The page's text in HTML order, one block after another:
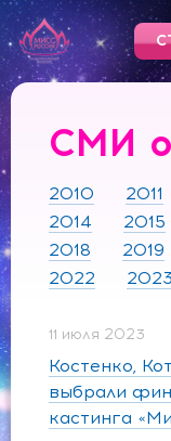
СМИ
2010 2011
2014
2015
2018
2019
2022
2023
11 июля 2023
Костенко,
выбрали
кастинга